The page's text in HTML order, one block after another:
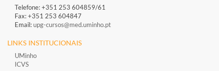
Telefone: +351 253 604859/61
Fax: +351 253 604847
Email:upg-cursos@med.uminho.pt
LINKS INSTITUCIONAIS
UMinho
ICVS